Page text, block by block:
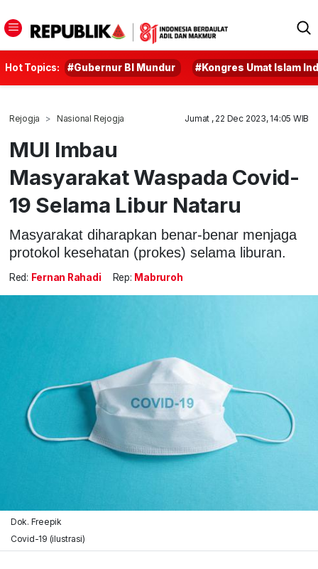
Hot Topics: #Gubernur BI Mundur #Kongres Umat Islam
Rejogja Nasional Rejogja Jumat , 22 Dec 2023, 14:05 WIB
MUI Imbau
Masyarakat Waspada Covid-
19 Selama Libur Nataru
Masyarakat diharapkan benar-benar menjaga
protokol kesehatan (prokes) selama liburan.
Red: Fernan Rahadi Rep: Mabruroh
Dok. Freepik
Covid-19 (ilustrasi)